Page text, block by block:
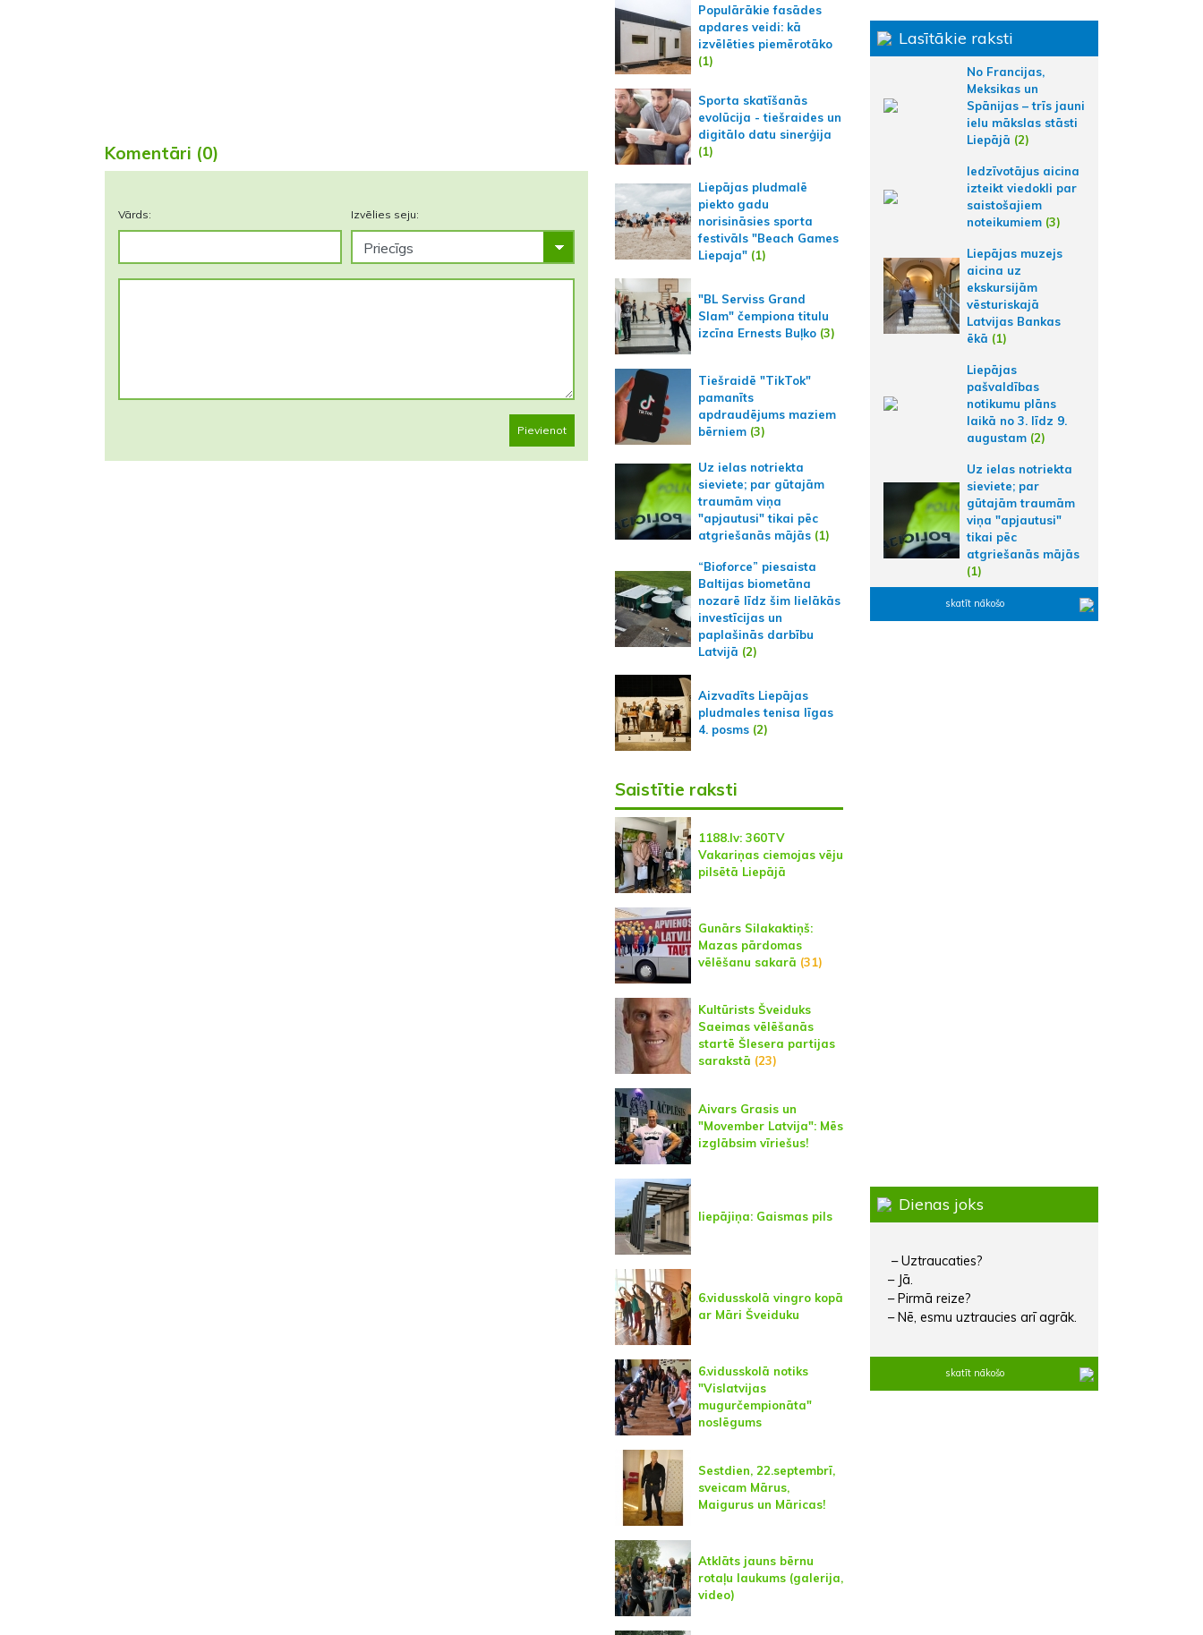
Komentāri (0)
Vārds: Izvēlies seju:
Pievienot
Populārākie fasādes
apdares veidi: kā
izvēlēties piemērotāko
(1)
Sporta skatīšanās
evolūcija - tiešraides un
digitālo datu sinerģija
(1)
Liepājas pludmalē
piekto gadu
norisināsies sporta
festivāls "Beach Games
Liepaja"(1)
"BL Serviss Grand
Slam" čempiona titulu
izcīna Ernests Buļko(3)
Tiešraidē "TikTok"
pamanīts
apdraudējums maziem
bērniem(3)
Uz ielas notriekta
sieviete; par gūtajām
traumām viņa
"apjautusi" tikai pēc
atgriešanās mājās(1)
“Bioforce” piesaista
Baltijas biometāna
nozarē līdz šim lielākās
investīcijas un
paplašinās darbību
Latvijā (2)
Aizvadīts Liepājas
pludmales tenisa līgas
4. posms(2)
Saistītie raksti
1188.lv: 360TV
Vakariņas ciemojas vēju
pilsētā Liepājā
Gunārs Silakaktiņš:
Mazas pārdomas
vēlēšanu sakarā (31)
Kultūrists Šveiduks
Saeimas vēlēšanās
startē Šlesera partijas
sarakstā (23)
Aivars Grasis un
"Movember Latvija": Mēs
izglābsim vīriešus!
liepājiņa: Gaismas pils
6.vidusskolā vingro kopā
ar Māri Šveiduku
6.vidusskolā notiks
"Vislatvijas
mugurčempionāta"
noslēgums
Sestdien, 22.septembrī,
sveicam Mārus,
Maigurus un Māricas!
Atklāts jauns bērnu
rotaļu laukums (galerija,
video)
Lasītākie raksti
No Francijas,
Meksikas un
Spānijas – trīs jauni
ielu mākslas stāsti
Liepājā (2)
Iedzīvotājus aicina
izteikt viedokli par
saistošajiem
noteikumiem (3)
Liepājas muzejs
aicina uz
ekskursijām
vēsturiskajā
Latvijas Bankas
ēkā (1)
Liepājas
pašvaldības
notikumu plāns
laikā no 3. līdz 9.
augustam (2)
Uz ielas notriekta
sieviete; par
gūtajām traumām
viņa "apjautusi"
tikai pēc
atgriešanās mājās
(1)
skatīt nākošo
Dienas joks
– Uztraucaties?
– Jā.
– Pirmā reize?
– Nē, esmu uztraucies arī agrāk.
skatīt nākošo